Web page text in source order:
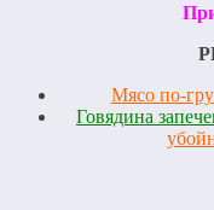
Мясо по-
Говядина